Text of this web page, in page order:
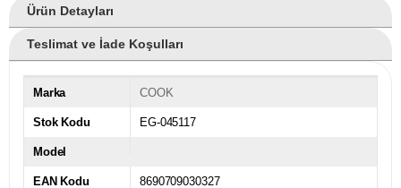
Ürün Detayları
Teslimat ve İade Koşulları
Marka COOK
Stok Kodu EG-045117
Model
EAN Kodu 8690709030327